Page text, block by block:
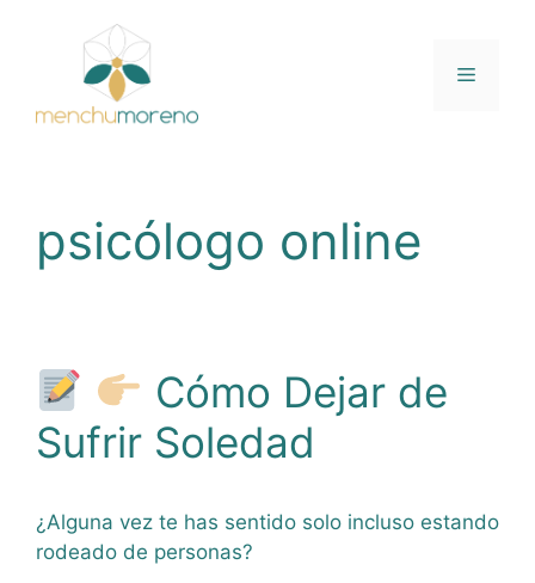
contenido
Menú
psicólogo online
Cómo Dejar de
Sufrir Soledad
¿Alguna vez te has sentido solo incluso estando
rodeado de personas?